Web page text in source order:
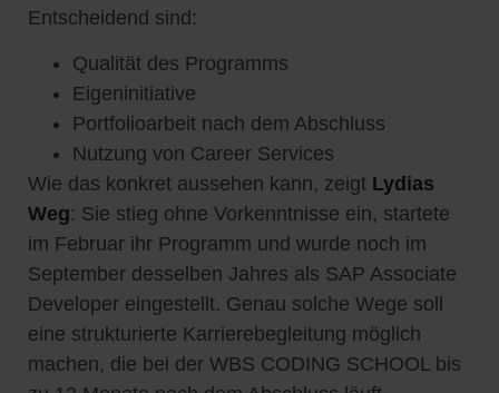
Entscheidend sind:
Qualität des Programms
Eigeninitiative
Portfolioarbeit nach dem Abschluss
Nutzung von Career Services
Wie das konkret aussehen kann, zeigt Lydias
Weg: Sie stieg ohne Vorkenntnisse ein, startete
im Februar ihr Programm und wurde noch im
September desselben Jahres als SAP Associate
Developer eingestellt. Genau solche Wege soll
eine strukturierte Karrierebegleitung möglich
machen, die bei der WBS CODING SCHOOL bis